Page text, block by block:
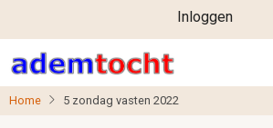
naar
de
inhoud
User
account
menu
Inloggen
Home 5 zondag vasten 2022